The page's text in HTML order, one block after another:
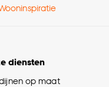
diensten
op maat